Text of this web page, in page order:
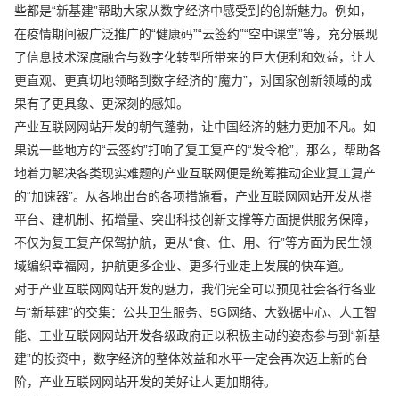
些都是“新基建”帮助大家从数字经济中感受到的创新魅力。例如，
在疫情期间被广泛推广的“健康码”“云签约”“空中课堂”等，充分展现
了信息技术深度融合与数字化转型所带来的巨大便利和效益，让人
更直观、更真切地领略到数字经济的“魔力”，对国家创新领域的成
果有了更具象、更深刻的感知。
产业互联网网站开发的朝气蓬勃，让中国经济的魅力更加不凡。如
果说一些地方的“云签约”打响了复工复产的“发令枪”，那么，帮助各
地着力解决各类现实难题的产业互联网便是统筹推动企业复工复产
的“加速器”。从各地出台的各项措施看，产业互联网网站开发从搭
平台、建机制、拓增量、突出科技创新支撑等方面提供服务保障，
不仅为复工复产保驾护航，更从“食、住、用、行”等方面为民生领
域编织幸福网，护航更多企业、更多行业走上发展的快车道。
对于产业互联网网站开发的魅力，我们完全可以预见社会各行各业
与“新基建”的交集：公共卫生服务、5G网络、大数据中心、人工智
能、工业互联网网站开发各级政府正以积极主动的姿态参与到“新基
建”的投资中，数字经济的整体效益和水平一定会再次迈上新的台
阶，产业互联网网站开发的美好让人更加期待。